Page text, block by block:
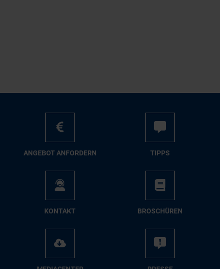
AN­GE­BOT AN­FOR­DERN TIPPS
KON­TAKT BRO­SCHÜ­REN